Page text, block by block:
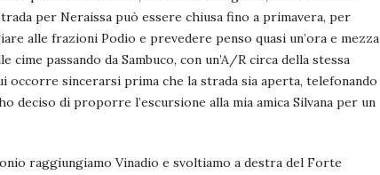
per Neraissa può essere chiusa fino a primavera, per
alle frazioni Podio e prevedere penso quasi un’ora e mezza
passando da Sambuco, con un’A/R circa della stessa
occorre sincerarsi prima che la strada sia aperta, telefonando
deciso di proporre l’escursione alla mia amica Silvana per un
raggiungiamo Vinadio e svoltiamo a destra del Forte